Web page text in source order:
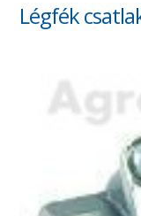
Légfék